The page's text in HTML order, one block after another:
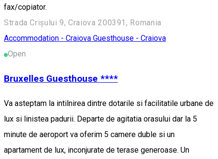
fax/copiator.
Strada Crișului 9, Craiova 200391, Romania
Accommodation - Craiova Guesthouse - Craiova
Open
Bruxelles Guesthouse ****
Va asteptam la intilnirea dintre dotarile si facilitatile urbane de
lux si linistea padurii. Departe de agitatia orasului dar la 5
minute de aeroport va oferim 5 camere duble si un
apartament de lux, inconjurate de terase generoase. Un